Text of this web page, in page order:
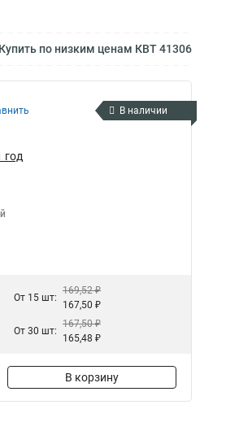
Купить по низким ценам КВТ 41306
В наличии
год
От 15 шт:
169,52 ₽
167,50 ₽
От 30 шт:
167,50 ₽
165,48 ₽
В корзину